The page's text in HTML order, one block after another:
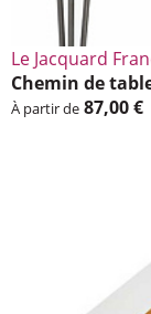
Le Jacquard
Chemin de
À partir de 87,00 €